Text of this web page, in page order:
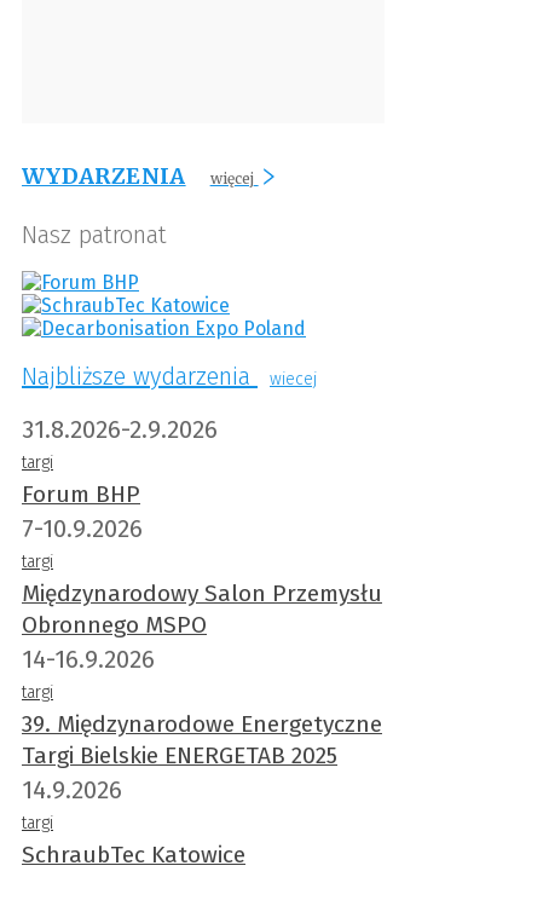
WYDARZENIA więcej
Nasz patronat
Najbliższe wydarzenia wiecej
31.8.2026-2.9.2026
targi
Forum BHP
7-10.9.2026
targi
Międzynarodowy Salon Przemysłu
Obronnego MSPO
14-16.9.2026
targi
39. Międzynarodowe Energetyczne
Targi Bielskie ENERGETAB 2025
14.9.2026
targi
SchraubTec Katowice